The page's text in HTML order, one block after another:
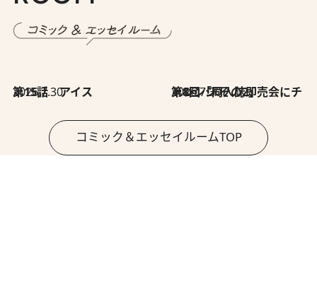
2026.7.30
第15話 アイス 2026.7.30
第8回「同人誌即売会にチャレンジ その2」
コミック＆エッセイルームTOP